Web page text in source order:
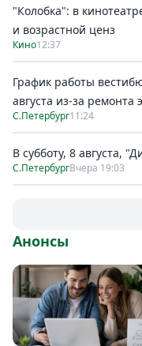
"Колобка": в
и возрастной ценз
Кино12:37
График работы
августа из-за ремонта
С.Петербург11:24
В субботу, 8 августа,
С.ПетербургВчера 19:03
Анонсы